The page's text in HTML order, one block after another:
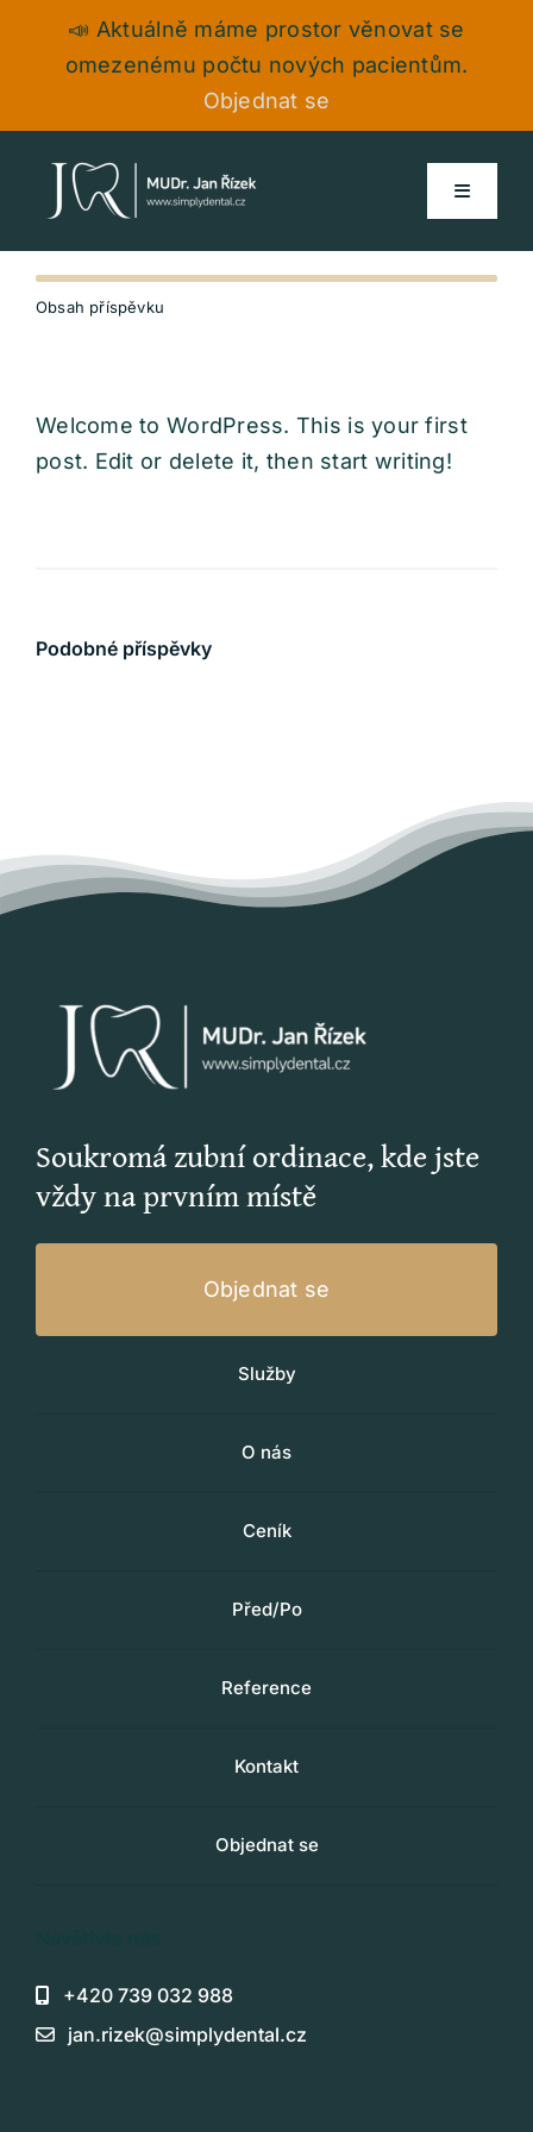
📣 Aktuálně máme prostor věnovat se
omezenému počtu nových pacientům.
Objednat se
Toggle
Služby
Obsah příspěvku
Welcome to WordPress. This is your first
post. Edit or delete it, then start writing!
Podobné příspěvky
Soukromá zubní ordinace, kde jste
vždy na prvním místě
Objednat se
Služby
O nás
Ceník
Před/Po
Reference
Kontakt
Objednat se
+420 739 032 988
jan.rizek@simplydental.cz